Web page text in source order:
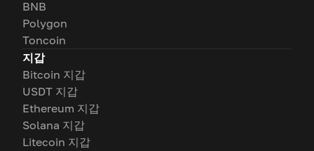
BNB
Polygon
Toncoin
지갑
Bitcoin 지갑
USDT 지갑
Ethereum 지갑
Solana 지갑
Litecoin 지갑